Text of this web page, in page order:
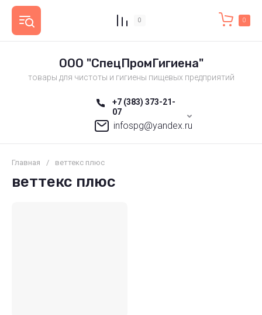
0 0
ООО "СпецПромГигиена"
товары для чистоты и гигиены пищевых предприятий
+7 (383) 373-21-
07
infospg@yandex.ru
Главная / веттекс плюс
веттекс плюс